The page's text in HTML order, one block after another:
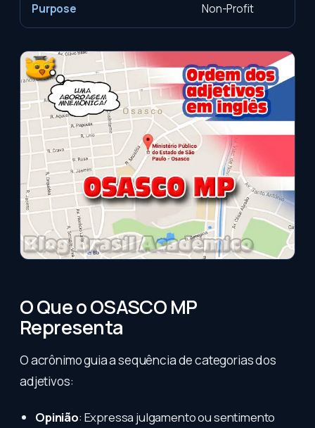
Purpose Non-Profit
O Que o OSASCO MP
Representa
O acrônimo guia a sequência de categorias dos
adjetivos:
Opinião: Expressa julgamento ou sentimento